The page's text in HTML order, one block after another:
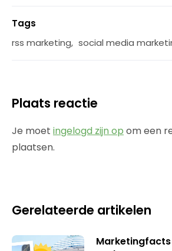
Tags
rss marketing, social media
Plaats reactie
Je moet ingelogd zijn op om een
plaatsen.
Gerelateerde artikelen